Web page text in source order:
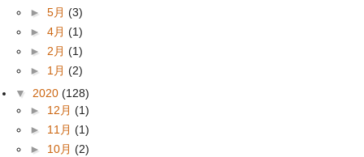
► 5月 (3)
► 4月 (1)
► 2月 (1)
► 1月 (2)
▼ 2020 (128)
► 12月 (1)
► 11月 (1)
► 10月 (2)